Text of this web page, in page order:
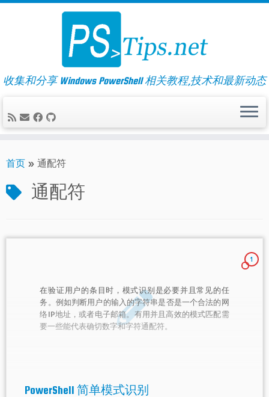
Skip
收集和分享 Windows PowerShell 相关教程,技术和最新动态
首页 » 通配符
通配符
1
在验证用户的条目时，模式识别是必要并且常见的任
务。例如判断用户的输入的字符串是否是一个合法的网
络IP地址，或者电子邮箱。有用并且高效的模式匹配需
要一些能代表确切数字和字符通配符。
PowerShell 简单模式识别